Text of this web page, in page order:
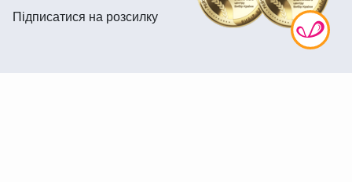
Підписатися на розсилку